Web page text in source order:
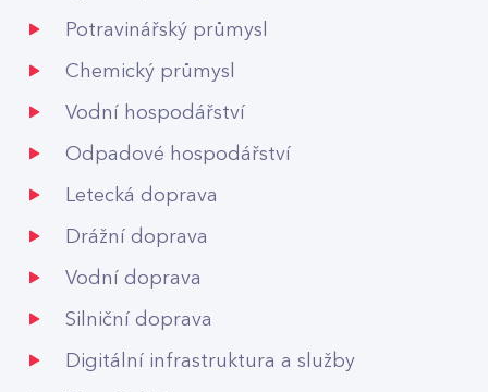
Potravinářský průmysl
Chemický průmysl
Vodní hospodářství
Odpadové hospodářství
Letecká doprava
Drážní doprava
Vodní doprava
Silniční doprava
Digitální infrastruktura a služby